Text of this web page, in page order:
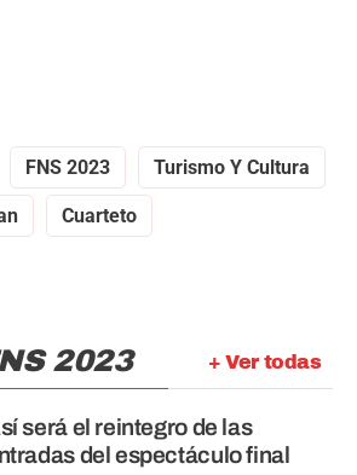
FNS 2023 Turismo Y Cultura
Cuarteto
+ Ver todas
2023
será el reintegro de las
del espectáculo final